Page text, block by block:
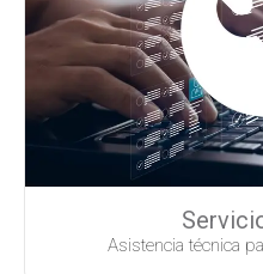
Asistencia técnica